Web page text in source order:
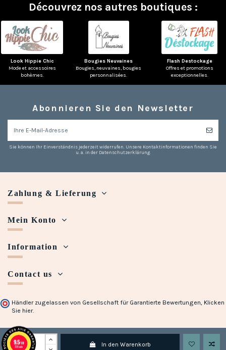
In den Warenkorb
Découvrez nos autres boutiques :
Look Hippie Chic
Mode et accessoires
bohèmes.
Bougies Neuvaines
Bougies, neuvaines, bougies
personnalisées.
Flash Destockage
Offres et promotions
exceptionnelles.
Abonnieren Sie den Newsletter
Sie können Ihr Einverständnis jederzeit widerrufen. Unsere Kontaktinformationen finden Sie
u. a. in der Datenschutzerklärung.
Zahlung & Lieferung
Mein Konto
Information
Contact us
Händler zugelassen von Gesellschaft für Garantierte Bewertungen, Klicken
Sie hier.
Copyright © 2018 - 2023 Maison Halleux. Developed with
9.5/10
728 avis